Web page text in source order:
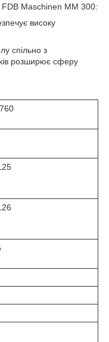
FDB Maschinen MM 300:
високу
спільно з
розширює сферу